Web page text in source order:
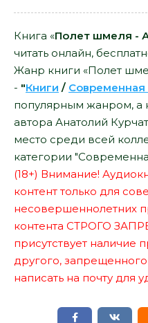
Книга «Полет шмеля -
читать онлайн,
Жанр книги «Полет
- "Книги / Современная
популярным жанром, а
автора Анатолий
место среди всей
категории
(18+) Внимание!
контент только для
несовершеннолетних
контента СТРОГО
присутствует наличие
другого,
написать на почту для